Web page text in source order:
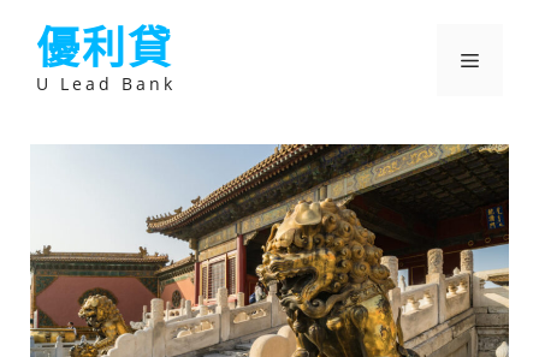
優利貸
U Lead Bank
選